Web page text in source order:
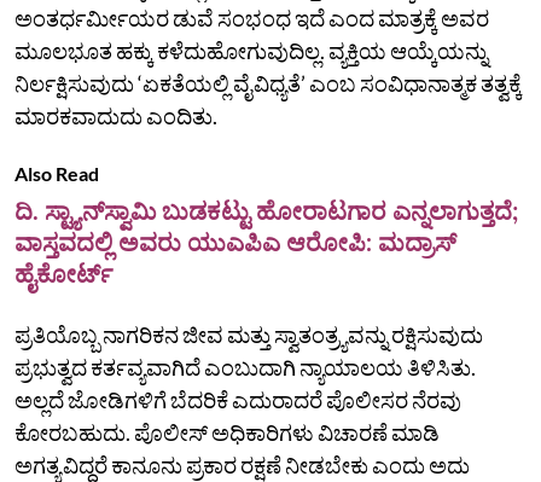
ಅಂತರ್ಧರ್ಮೀಯರ ಡುವೆ ಸಂಭಂಧ ಇದೆ ಎಂದ ಮಾತ್ರಕ್ಕೆ ಅವರ
ಮೂಲಭೂತ ಹಕ್ಕು ಕಳೆದುಹೋಗುವುದಿಲ್ಲ. ವ್ಯಕ್ತಿಯ ಆಯ್ಕೆಯನ್ನು
ನಿರ್ಲಕ್ಷಿಸುವುದು ‘ಏಕತೆಯಲ್ಲಿ ವೈವಿಧ್ಯತೆ’ ಎಂಬ ಸಂವಿಧಾನಾತ್ಮಕ ತತ್ವಕ್ಕೆ
ಮಾರಕವಾದುದು ಎಂದಿತು.
Also Read
ದಿ. ಸ್ಟ್ಯಾನ್‌ಸ್ವಾಮಿ ಬುಡಕಟ್ಟು ಹೋರಾಟಗಾರ ಎನ್ನಲಾಗುತ್ತದೆ;
ವಾಸ್ತವದಲ್ಲಿ ಅವರು ಯುಎಪಿಎ ಆರೋಪಿ: ಮದ್ರಾಸ್
ಹೈಕೋರ್ಟ್
ಪ್ರತಿಯೊಬ್ಬ ನಾಗರಿಕನ ಜೀವ ಮತ್ತು ಸ್ವಾತಂತ್ರ್ಯವನ್ನು ರಕ್ಷಿಸುವುದು
ಪ್ರಭುತ್ವದ ಕರ್ತವ್ಯವಾಗಿದೆ ಎಂಬುದಾಗಿ ನ್ಯಾಯಾಲಯ ತಿಳಿಸಿತು.
ಅಲ್ಲದೆ ಜೋಡಿಗಳಿಗೆ ಬೆದರಿಕೆ ಎದುರಾದರೆ ಪೊಲೀಸರ ನೆರವು
ಕೋರಬಹುದು. ಪೊಲೀಸ್ ಅಧಿಕಾರಿಗಳು ವಿಚಾರಣೆ ಮಾಡಿ
ಅಗತ್ಯವಿದ್ದರೆ ಕಾನೂನು ಪ್ರಕಾರ ರಕ್ಷಣೆ ನೀಡಬೇಕು ಎಂದು ಅದು